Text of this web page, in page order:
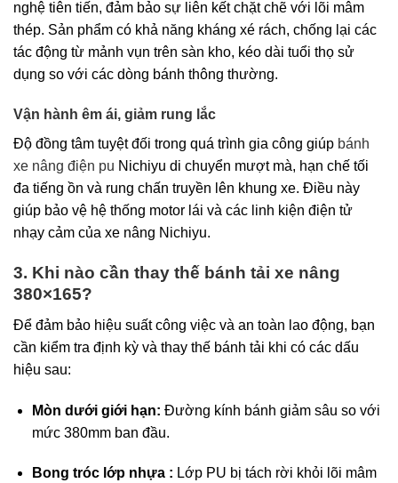
nghệ tiên tiến, đảm bảo sự liên kết chặt chẽ với lõi mâm
thép. Sản phẩm có khả năng kháng xé rách, chống lại các
tác động từ mảnh vụn trên sàn kho, kéo dài tuổi thọ sử
dụng so với các dòng bánh thông thường.
Vận hành êm ái, giảm rung lắc
Độ đồng tâm tuyệt đối trong quá trình gia công giúp bánh
xe nâng điện pu Nichiyu di chuyển mượt mà, hạn chế tối
đa tiếng ồn và rung chấn truyền lên khung xe. Điều này
giúp bảo vệ hệ thống motor lái và các linh kiện điện tử
nhạy cảm của xe nâng Nichiyu.
3. Khi nào cần thay thế bánh tải xe nâng
380×165?
Để đảm bảo hiệu suất công việc và an toàn lao động, bạn
cần kiểm tra định kỳ và thay thế bánh tải khi có các dấu
hiệu sau:
Mòn dưới giới hạn: Đường kính bánh giảm sâu so với
mức 380mm ban đầu.
Bong tróc lớp nhựa : Lớp PU bị tách rời khỏi lõi mâm